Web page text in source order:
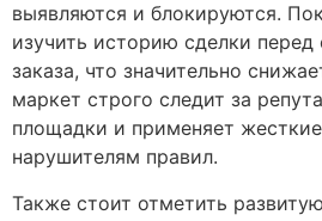
выявляются и блокируются.
изучить историю сделки
заказа, что значительно
маркет строго следит за
площадки и применяет
нарушителям правил.
Также стоит отметить